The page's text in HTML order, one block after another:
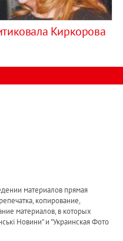
Киркорова
материалов прямая
копирование,
материалов, в которых
Новини" и "Украинская Фото